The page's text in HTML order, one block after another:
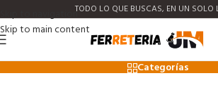
Skip to navigation
Skip to main content
TODO LO QUE BUSCAS, EN UN SOLO
LA6933424
Categorías